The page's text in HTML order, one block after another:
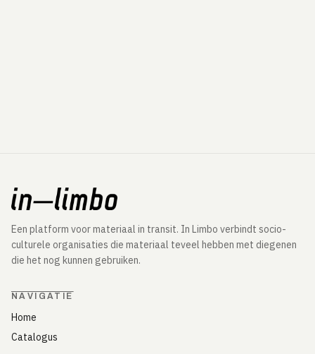
Een platform voor materiaal in transit. In Limbo verbindt socio-
culturele organisaties die materiaal teveel hebben met diegenen
die het nog kunnen gebruiken.
NAVIGATIE
Home
Catalogus